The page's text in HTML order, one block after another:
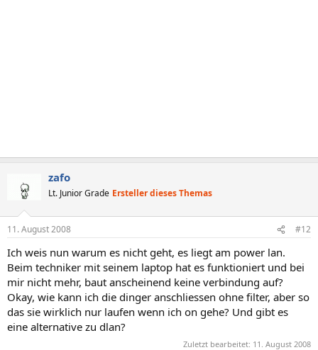
zafo
Lt. Junior Grade Ersteller dieses Themas
11. August 2008 #12
Ich weis nun warum es nicht geht, es liegt am power lan.
Beim techniker mit seinem laptop hat es funktioniert und bei
mir nicht mehr, baut anscheinend keine verbindung auf?
Okay, wie kann ich die dinger anschliessen ohne filter, aber so
das sie wirklich nur laufen wenn ich on gehe? Und gibt es
eine alternative zu dlan?
Zuletzt bearbeitet: 11. August 2008